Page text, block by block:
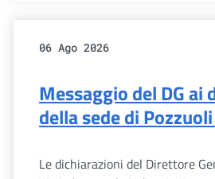
06 Ago 2026
Messaggio del DG ai
della sede di
Le dichiarazioni del Direttore